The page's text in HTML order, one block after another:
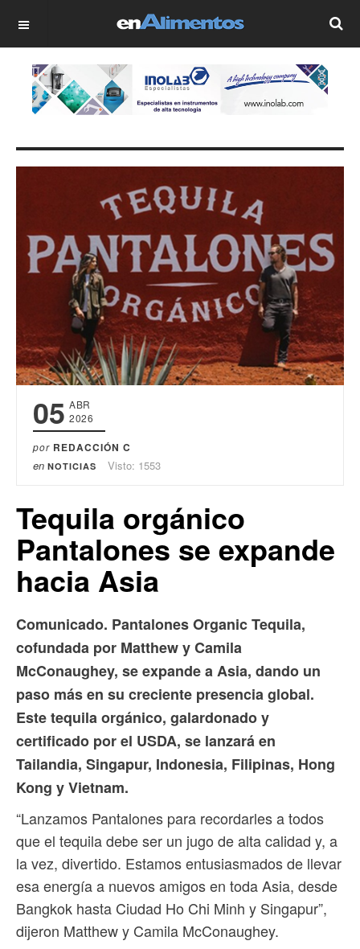
OFF CANVAS
05 ABR
2026
por REDACCIÓN C
en NOTICIAS Visto: 1553
Tequila orgánico
Pantalones se expande
hacia Asia
Comunicado. Pantalones Organic Tequila,
cofundada por Matthew y Camila
McConaughey, se expande a Asia, dando un
paso más en su creciente presencia global.
Este tequila orgánico, galardonado y
certificado por el USDA, se lanzará en
Tailandia, Singapur, Indonesia, Filipinas, Hong
Kong y Vietnam.
“Lanzamos Pantalones para recordarles a todos
que el tequila debe ser un jugo de alta calidad y, a
la vez, divertido. Estamos entusiasmados de llevar
esa energía a nuevos amigos en toda Asia, desde
Bangkok hasta Ciudad Ho Chi Minh y Singapur”,
dijeron Matthew y Camila McConaughey.